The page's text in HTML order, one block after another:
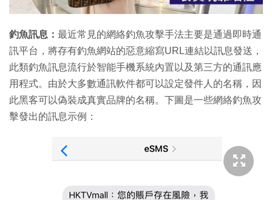
影
片
釣魚訊息： 最近常見的網絡釣魚攻擊手法主要是通過即時通
訊平台，將存有釣魚網站的惡意縮寫URL連結以訊息發送，
此類釣魚訊息流行於智能手機系統內置以及第三方的通訊應
用程式。由於大多數通訊軟件都可以設定發件人的名稱，因
此黑客可以偽裝成真實品牌的名稱。下圖是一些網絡釣魚攻
擊發出的訊息示例：